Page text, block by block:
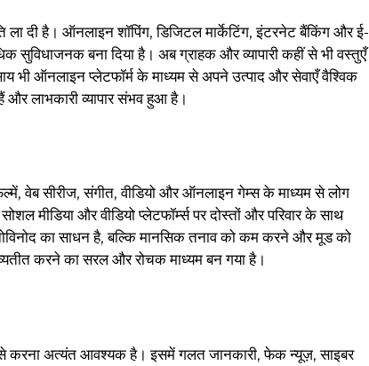
ला दी है। ऑनलाइन शॉपिंग, डिजिटल मार्केटिंग, इंटरनेट बैंकिंग और ई-
सुविधाजनक बना दिया है। अब ग्राहक और व्यापारी कहीं से भी वस्तुएँ
भी ऑनलाइन प्लेटफॉर्म के माध्यम से अपने उत्पाद और सेवाएँ वैश्विक
लाभकारी व्यापार संभव हुआ है।
वेब सीरीज, संगीत, वीडियो और ऑनलाइन गेम्स के माध्यम से लोग
और वीडियो प्लेटफॉर्म्स पर दोस्तों और परिवार के साथ
का साधन है, बल्कि मानसिक तनाव को कम करने और मूड को
करने का सरल और रोचक माध्यम बन गया है।
से करना अत्यंत आवश्यक है। इसमें गलत जानकारी, फेक न्यूज़, साइबर